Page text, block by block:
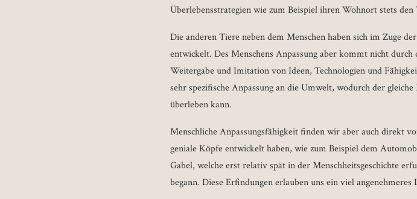
Überlebensstrategien wie zum Beispiel ihren Wohnort stets
Die anderen Tiere neben dem Menschen haben sich im Zuge
entwickelt. Des Menschens Anpassung aber kommt nicht
Weitergabe und Imitation von Ideen, Technologien und
sehr spezifische Anpassung an die Umwelt, wodurch der
überleben kann.
Menschliche Anpassungsfähigkeit finden wir aber auch direkt
geniale Köpfe entwickelt haben, wie zum Beispiel dem
Gabel, welche erst relativ spät in der Menschheitsgeschichte
begann. Diese Erfindungen erlauben uns ein viel